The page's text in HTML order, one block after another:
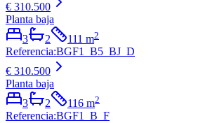
€ 310.500
Planta baja
3
2 111 m2
Referencia:BGF1_B5_BJ_D
€ 310.500
Planta baja
3
2 116 m2
Referencia:BGF1_B_F